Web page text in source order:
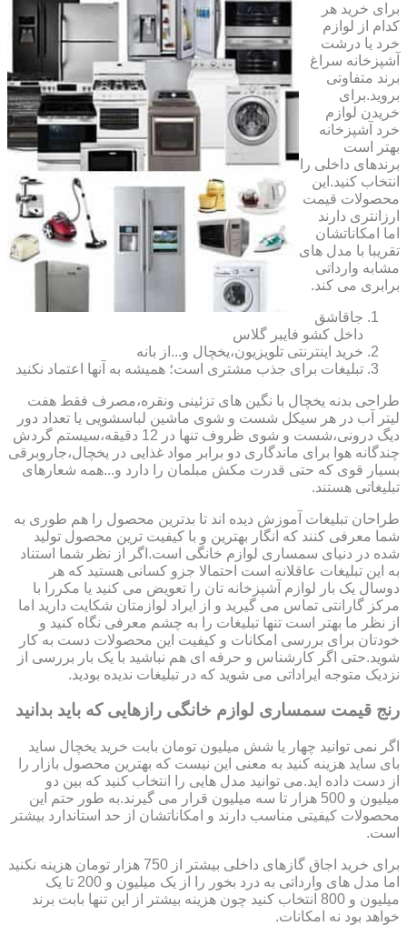
برای خرید هر
کدام از لوازم
خرد یا درشت
آشپزخانه سراغ
برند متفاوتی
بروید.برای
خریدن لوازم
خرد آشپزخانه
بهتر است
برندهای داخلی را
انتخاب کنید.این
محصولات قیمت
ارزانتری دارند
اما امکاناتشان
تقریبا با مدل های
مشابه وارداتی
برابری می کند.
جاقاشق
داخل کشو فایبر گلاس
خرید اینترنتی تلویزیون،یخچال و...از بانه
تبلیغات برای جذب مشتری است؛ همیشه به آنها اعتماد نکنید
طراحی بدنه یخچال با نگین های تزئینی ونقره،مصرف فقط هفت
لیتر آب در هر سیکل شست و شوی ماشین لباسشویی یا تعداد دور
دیگ درونی،شست و شوی ظروف تنها در 12 دقیقه،سیستم گردش
چندگانه هوا برای ماندگاری دو برابر مواد غذایی در یخچال،جاروبرقی
بسیار قوی که حتی قدرت مکش مبلمان را دارد و...همه شعارهای
تبلیغاتی هستند.
طراحان تبلیغات آموزش دیده اند تا بدترین محصول را هم طوری به
شما معرفی کنند که انگار بهترین و با کیفیت ترین محصول تولید
شده در دنیای سمساری لوازم خانگی است.اگر از نظر شما استناد
به این تبلیغات عاقلانه است احتمالا جزو کسانی هستید که هر
دوسال یک بار لوازم آشپزخانه تان را تعویض می کنید یا مکررا با
مرکز گارانتی تماس می گیرید و از ایراد لوازمتان شکایت دارید اما
از نظر ما بهتر است تنها تبلیغات را به چشم معرفی نگاه کنید و
خودتان برای بررسی امکانات و کیفیت این محصولات دست به کار
شوید.حتی اگر کارشناس و حرفه ای هم نباشید با یک بار بررسی از
نزدیک متوجه ایراداتی می شوید که در تبلیغات ندیده بودید.
رنج قیمت سمساری لوازم خانگی رازهایی که باید بدانید
اگر نمی توانید چهار یا شش میلیون تومان بابت خرید یخچال ساید
بای ساید هزینه کنید به معنی این نیست که بهترین محصول بازار را
از دست داده اید.می توانید مدل هایی را انتخاب کنید که بین دو
میلیون و 500 هزار تا سه میلیون قرار می گیرند.به طور حتم این
محصولات کیفیتی مناسب دارند و امکاناتشان از حد استاندارد بیشتر
است.
برای خرید اجاق گازهای داخلی بیشتر از 750 هزار تومان هزینه نکنید
اما مدل های وارداتی به درد بخور را از یک میلیون و 200 تا یک
میلیون و 800 انتخاب کنید چون هزینه بیشتر از این تنها بابت برند
خواهد بود نه امکانات.